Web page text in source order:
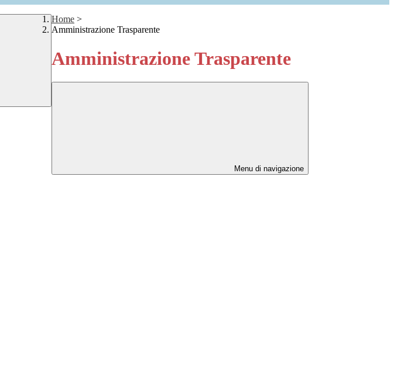
Home >
Amministrazione Trasparente
Amministrazione Trasparente
Menu di navigazione